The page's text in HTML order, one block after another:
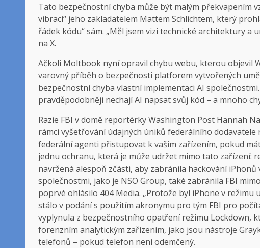
Tato bezpečnostní chyba může být malým překvapením
vibrací“ jeho zakladatelem Mattem Schlichtem, který
řádek kódu“ sám. „Měl jsem vizi technické architektury
na X.
Ačkoli Moltbook nyní opravil chybu webu, kterou objevil
varovný příběh o bezpečnosti platforem vytvořených
bezpečnostní chyba vlastní implementaci AI
pravděpodobněji nechají AI napsat svůj kód – a mnoho
Razie FBI v domě reportérky Washington Post Hannah
rámci vyšetřování údajných úniků federálního
federální agenti přistupovat k vašim zařízením, pokud
jednu ochranu, která je může udržet mimo tato zařízení:
navržená alespoň zčásti, aby zabránila hackování
společnostmi, jako je NSO Group, také zabránila FBI
poprvé ohlásilo 404 Media. „Protože byl iPhone v
stálo v podání s použitím akronymu pro tým FBI pro
vyplynula z bezpečnostního opatření režimu Lockdown,
forenzním analytickým zařízením, jako jsou nástroje
telefonů – pokud telefon není odemčený.